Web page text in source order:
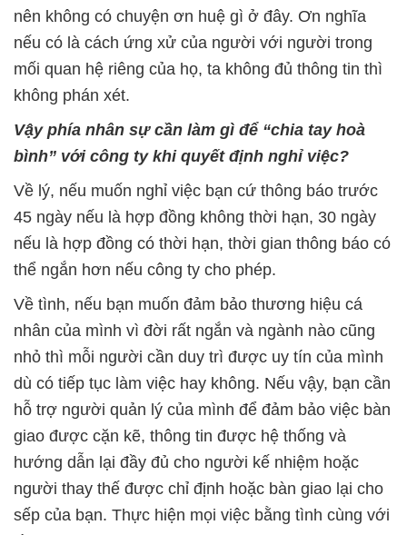
nên không có chuyện ơn huệ gì ở đây. Ơn nghĩa
nếu có là cách ứng xử của người với người trong
mối quan hệ riêng của họ, ta không đủ thông tin thì
không phán xét.
Vậy phía nhân sự cần làm gì để “chia tay hoà
bình” với công ty khi quyết định nghỉ việc?
Về lý, nếu muốn nghỉ việc bạn cứ thông báo trước
45 ngày nếu là hợp đồng không thời hạn, 30 ngày
nếu là hợp đồng có thời hạn, thời gian thông báo có
thể ngắn hơn nếu công ty cho phép.
Về tình, nếu bạn muốn đảm bảo thương hiệu cá
nhân của mình vì đời rất ngắn và ngành nào cũng
nhỏ thì mỗi người cần duy trì được uy tín của mình
dù có tiếp tục làm việc hay không. Nếu vậy, bạn cần
hỗ trợ người quản lý của mình để đảm bảo việc bàn
giao được cặn kẽ, thông tin được hệ thống và
hướng dẫn lại đầy đủ cho người kế nhiệm hoặc
người thay thế được chỉ định hoặc bàn giao lại cho
sếp của bạn. Thực hiện mọi việc bằng tình cùng với